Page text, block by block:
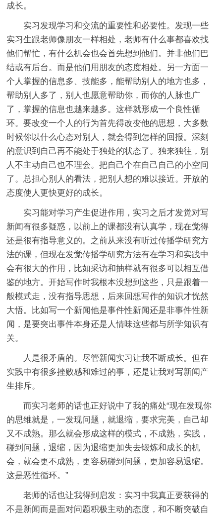
成长。
实习发现学习和交流的重要性和必要性。发现一些
实习生跟老师像朋友一样相处，老师有什么事都喜欢找
他们帮忙，有什么机会也会首先想到他们。并非他们巴
结或有后台。而是他们用朋友的态度相处。另一方面一
个人掌握的信息多、技能多，能帮助别人的地方也多，
帮助别人多了，别人也愿意帮助你，而你的人脉也广
了，掌握的信息也越来越多。这样就形成一个良性循
环。要改变一个人的行为首先得改变他的思想，大多数
时候你以什么心态对别人，就会得到怎样的回报。深刻
的意识到自己再不能处于独处的状态了。独来独往，别
人不主动自己也不理会。把自己个在自己自己的小空间
了。总担心别人的看法，把别人想的难以接近。开放的
态度使人更快更好的成长。
实习能对学习产生促进作用，实习之后才发觉对写
新闻有很多疑惑，以前上的课都没有认真学，现在觉得
还是很有指导意义的。之前从来没有听过传播学研究方
法的课，但现在发觉传播学研究方法有在学习和实践中
会有很大的作用，比如采访和抽样就有很多可以相互借
鉴的地方。开始写作时我根本没想到这些，只是跟着一
般模式走，没有指导思想，后来回想写作的知识才恍然
大悟。比如写一个新闻他是事件性新闻还是非事件性新
闻，是要突出事件本身还是人情味这些都与所学知识有
关。
人是很矛盾的。尽管新闻实习让我不断成长。但在
实践中有很多挫败感和难过的事，还是让我对写新闻产
生排斥。
而实习老师的话也正好说中了我的痛处“现在发现你
的思维就是，一发现问题，就退缩，要求完美，自己却
又不成熟。那么就会形成这样的模式，不成熟，实践，
碰到问题，退缩，因为退缩更加失去锻炼和成长的机
会，就会更不成熟，更容易碰到问题，更加容易退缩。
这是恶性循环。”
老师的话也让我得到启发：实习中我真正要获得的
不是新闻而是面对问题积极主动的态度，和不断突破自